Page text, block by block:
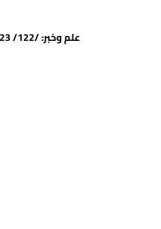
علم وخبر: /122/ 12/12/2023 | جميع الحقوق محفوظة للمرفأ © 2024